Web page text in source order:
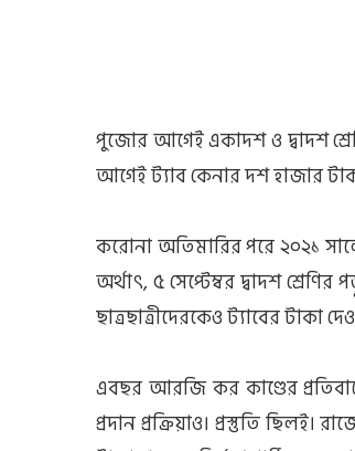
পুজোর আগেই একাদশ ও দ্বাদশ
আগেই ট্যাব কেনার দশ হাজার
করোনা অতিমারির পরে ২০২১
অর্থাৎ, ৫ সেপ্টেম্বর দ্বাদশ
ছাত্রছাত্রীদেরকেও ট্যাবের টাকা
এবছর আরজি কর কাণ্ডের
প্রদান প্রক্রিয়াও। প্রস্তুতি